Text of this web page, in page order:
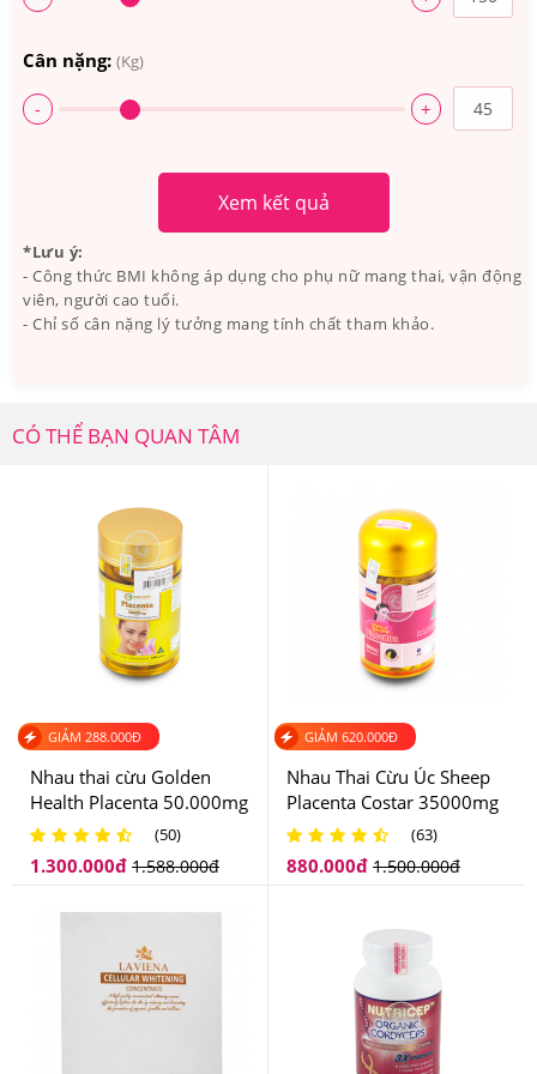
4. Cách sử dụng nhau thai cừu Úc Placentra
Essence Of Baby Sheep 30000mg ra sao?
Mỗi ngày bạn chỉ cần uống 1 viên nhau thai cừu Úc
Placentra Essence Of baby sheep 30000mg, trong vòng
5. Sản phẩm có gây tác dụng phụ hay không?
Nhau thai cừu Úc Placentra Essence Of Baby Sheep
30000mg được chiết xuất hoàn toàn từ thiên nhiên nên
6. Bạn có thể mua nhau thai cừu Úc Placentra
Essence Of Baby Sheep 30000mg ở đâu?
Cân nặng: (Kg)
- +
Xem kết quả
*Lưu ý:
- Công thức BMI không áp dụng cho phụ nữ mang thai, vận động
viên, người cao tuổi.
- Chỉ số cân nặng lý tưởng mang tính chất tham khảo.
CÓ THỂ BẠN QUAN TÂM
GIẢM 288.000Đ
Nhau thai cừu Golden
Health Placenta 50.000mg
(50)
1.300.000đ 1.588.000đ
GIẢM 620.000Đ
Nhau Thai Cừu Úc Sheep
Placenta Costar 35000mg
(63)
880.000đ 1.500.000đ